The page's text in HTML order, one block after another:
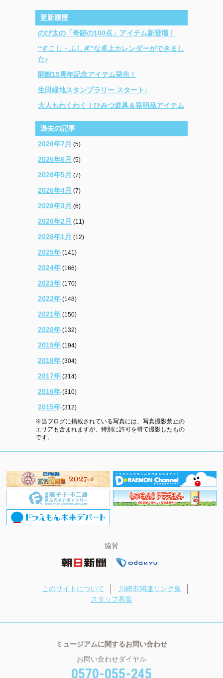
更新履歴
のび太の「奇跡の100点」アイテム新登場！
“すこし・ふしぎ”な卓上カレンダーができまし
た♪
開館15周年記念アイテム発売！
生田緑地スタンプラリー スタート♪
大人もわくわく！ひみつ道具＆発明品アイテム
過去の記事
2026年7月 (5)
2026年6月 (5)
2026年5月 (7)
2026年4月 (7)
2026年3月 (6)
2026年2月 (11)
2026年1月 (12)
2025年 (141)
2024年 (166)
2023年 (170)
2022年 (148)
2021年 (150)
2020年 (132)
2019年 (194)
2018年 (304)
2017年 (314)
2016年 (310)
2015年 (312)
※当ブログに掲載されている写真には、写真撮影禁止の
エリアも含まれますが、特別に許可を得て撮影したもの
です。
協賛
このサイトについて
川崎市関連リンク集
スタッフ募集
ミュージアムに関するお問い合わせ
お問い合わせダイヤル
0570-055-245